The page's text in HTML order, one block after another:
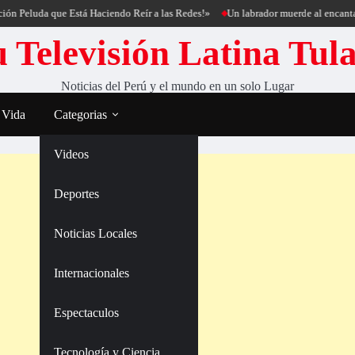
que Está Haciendo Reír a las Redes!» Un labrador muerde al encantador
Televisión Latina
Noticias del Perú y el mundo en un solo Lugar
Categorias
Videos
Deportes
Noticias Locales
Internacionales
Espectaculos
Tecnología y Ciencia